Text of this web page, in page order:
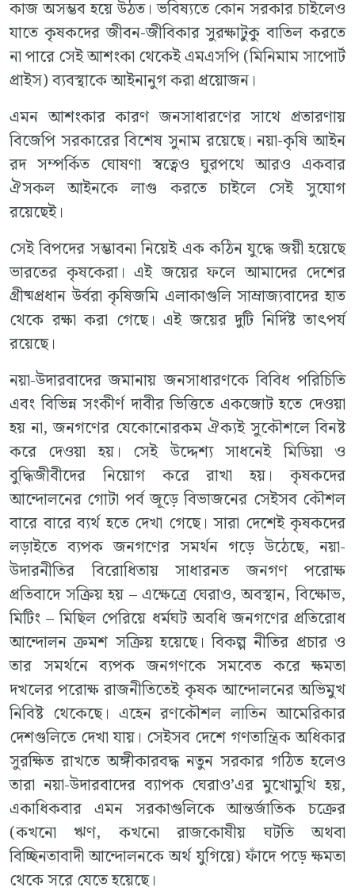
কাজ অসম্ভব হয়ে উঠত। ভবিষ্যতে কোন সরকার চাইলেও
যাতে কৃষকদের জীবন-জীবিকার সুরক্ষাটুকু বাতিল করতে
না পারে সেই আশংকা থেকেই এমএসপি (মিনিমাম সাপোর্ট
প্রাইস) ব্যবস্থাকে আইনানুগ করা প্রয়োজন।
এমন আশংকার কারণ জনসাধারণের সাথে প্রতারণায়
বিজেপি সরকারের বিশেষ সুনাম রয়েছে। নয়া-কৃষি আইন
রদ সম্পর্কিত ঘোষণা স্বত্বেও ঘুরপথে আরও একবার
ঐসকল আইনকে লাগু করতে চাইলে সেই সুযোগ
রয়েছেই।
সেই বিপদের সম্ভাবনা নিয়েই এক কঠিন যুদ্ধে জয়ী হয়েছে
ভারতের কৃষকেরা। এই জয়ের ফলে আমাদের দেশের
গ্রীষ্মপ্রধান উর্বরা কৃষিজমি এলাকাগুলি সাম্রাজ্যবাদের হাত
থেকে রক্ষা করা গেছে। এই জয়ের দুটি নির্দিষ্ট তাৎপর্য
রয়েছে।
নয়া-উদারবাদের জমানায় জনসাধারণকে বিবিধ পরিচিতি
এবং বিভিন্ন সংকীর্ণ দাবীর ভিত্তিতে একজোট হতে দেওয়া
হয় না, জনগণের যেকোনোরকম ঐক্যই সুকৌশলে বিনষ্ট
করে দেওয়া হয়। সেই উদ্দেশ্য সাধনেই মিডিয়া ও
বুদ্ধিজীবীদের নিয়োগ করে রাখা হয়। কৃষকদের
আন্দোলনের গোটা পর্ব জূড়ে বিভাজনের সেইসব কৌশল
বারে বারে ব্যর্থ হতে দেখা গেছে। সারা দেশেই কৃষকদের
লড়াইতে ব্যপক জনগণের সমর্থন গড়ে উঠেছে, নয়া-
উদারনীতির বিরোধিতায় সাধারনত জনগণ পরোক্ষ
প্রতিবাদে সক্রিয় হয় – এক্ষেত্রে ঘেরাও, অবস্থান, বিক্ষোভ,
মিটিং – মিছিল পেরিয়ে ধর্মঘট অবধি জনগণের প্রতিরোধ
আন্দোলন ক্রমশ সক্রিয় হয়েছে। বিকল্প নীতির প্রচার ও
তার সমর্থনে ব্যপক জনগণকে সমবেত করে ক্ষমতা
দখলের পরোক্ষ রাজনীতিতেই কৃষক আন্দোলনের অভিমুখ
নিবিষ্ট থেকেছে। এহেন রণকৌশল লাতিন আমেরিকার
দেশগুলিতে দেখা যায়। সেইসব দেশে গণতান্ত্রিক অধিকার
সুরক্ষিত রাখতে অঙ্গীকারবদ্ধ নতুন সরকার গঠিত হলেও
তারা নয়া-উদারবাদের ব্যাপক ঘেরাও’এর মুখোমুখি হয়,
একাধিকবার এমন সরকাগুলিকে আন্তর্জাতিক চক্রের
(কখনো ঋণ, কখনো রাজকোষীয় ঘটতি অথবা
বিচ্ছিনতাবাদী আন্দোলনকে অর্থ যুগিয়ে) ফাঁদে পড়ে ক্ষমতা
থেকে সরে যেতে হয়েছে।